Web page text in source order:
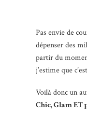
Pas envie de
dépenser des
partir du
j’estime que
Voilà donc un
Chic, Glam ET